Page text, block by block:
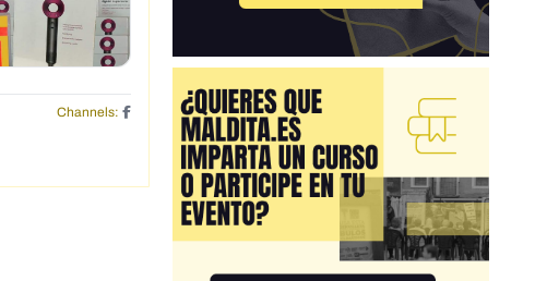
Channels: